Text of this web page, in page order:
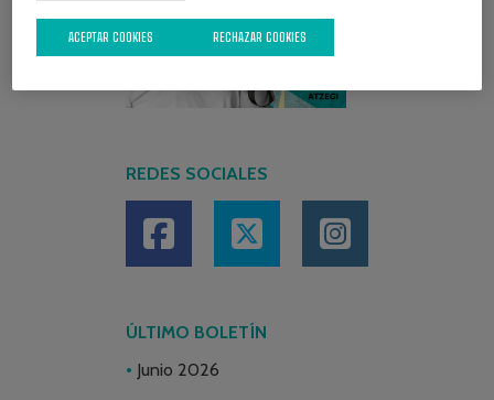
REDES SOCIALES
ÚLTIMO BOLETÍN
Junio 2026
RECHAZAR COOKIES
ACEPTAR COOKIES